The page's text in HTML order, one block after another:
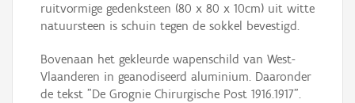
ruitvormige gedenksteen (80 x 80 x 10cm) uit witte
natuursteen is schuin tegen de sokkel bevestigd.
Bovenaan het gekleurde wapenschild van West-
Vlaanderen in geanodiseerd aluminium. Daaronder
de tekst "De Grognie Chirurgische Post 1916.1917".